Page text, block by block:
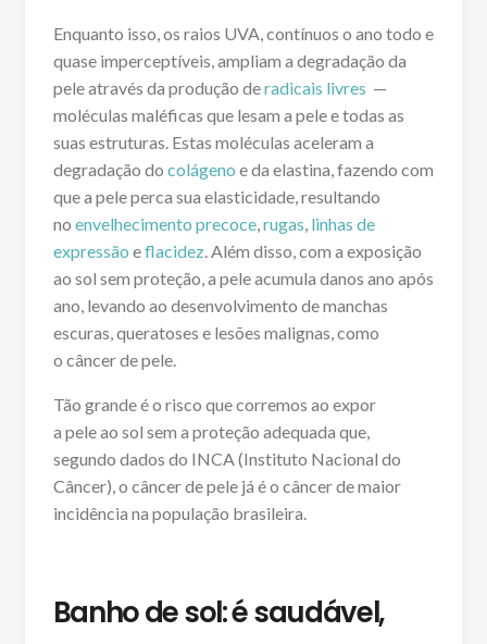
Enquanto isso, os raios UVA, contínuos o ano todo e
quase imperceptíveis, ampliam a degradação da
pele através da produção deradicais livres —
moléculas maléficas que lesam a pele e todas as
suas estruturas. Estas moléculas aceleram a
degradação do colágeno e da elastina, fazendo com
que a pele perca sua elasticidade, resultando
no envelhecimento precoce, rugas linhas de
expressão eflacidez. Além disso, com a exposição
ao sol sem proteção, a pele acumula danos ano após
ano, levando ao desenvolvimento de manchas
escuras, queratoses e lesões malignas, como
o câncer de pele.
Tão grande é o risco que corremos ao expor
a pele ao sol sem a proteção adequada que,
segundo dados do INCA (Instituto Nacional do
Câncer), o câncer de pele já é o câncer de maior
incidência na população brasileira.
Banho de sol: é saudável,